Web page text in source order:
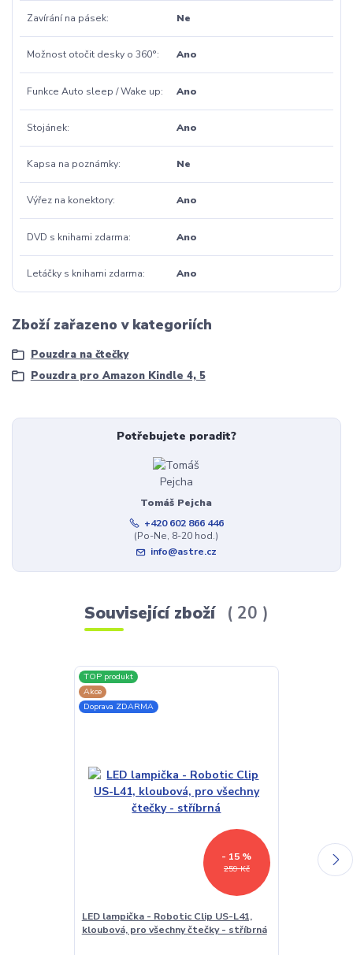
Zavírání na pásek Ne
Možnost otočit desky o 360° Ano
Funkce Auto sleep / Wake up Ano
Stojánek Ano
Kapsa na poznámky Ne
Výřez na konektory Ano
DVD s knihami zdarma Ano
Letáčky s knihami zdarma Ano
Zboží zařazeno v kategoriích
Pouzdra na čtečky
Pouzdra pro Amazon Kindle 4, 5
Potřebujete poradit?
Tomáš Pejcha
+420 602 866 446
(Po-Ne, 8-20 hod.)
info@astre.cz
Související zboží 20
TOP produkt
Akce
Doprava ZDARMA
259 Kč
- 15 %
LED lampička - Robotic Clip US-L41,
kloubová, pro všechny čtečky - stříbrná